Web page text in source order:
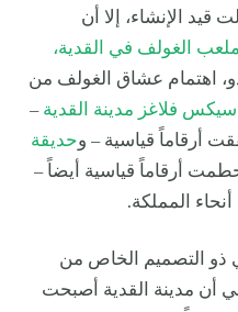
قيد الإنشاء، إلا أن
ملعب الغولف في القدية،
اهتمام عشاق الغولف من
سيكس فلاغز مدينة القدية –
أرقاماً قياسية – وحديقة
أرقاماً قياسية أيضاً –
المملكة.
ذو التصميم الخاص من
أن مدينة القدية أصبحت